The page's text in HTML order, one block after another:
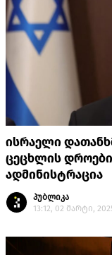
ისრაელი
ცეცხლის
ადმინისტრაცია
პუბლიკა
13:12, 02 მარტი,